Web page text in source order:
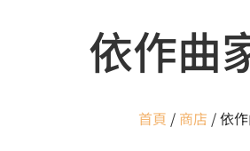
依作曲
首頁 / 商店 / 依